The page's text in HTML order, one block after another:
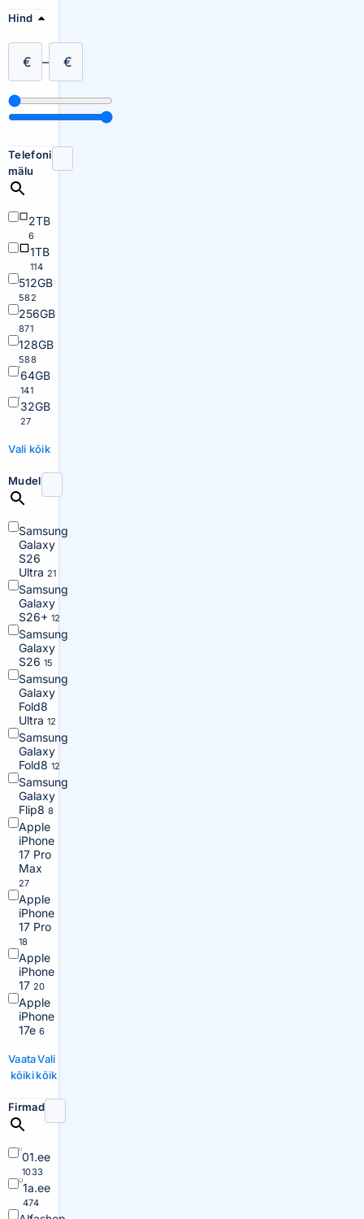
Hind
€ – €
Telefoni
mälu
2TB
6
1TB
114
512GB
582
256GB
871
128GB
588
64GB
141
32GB
27
Vali kõik
Mudel
Samsung
Galaxy
S26
Ultra 21
Samsung
Galaxy
S26+ 12
Samsung
Galaxy
S26 15
Samsung
Galaxy
Fold8
Ultra 12
Samsung
Galaxy
Fold8 12
Samsung
Galaxy
Flip8 8
Apple
iPhone
17 Pro
Max
27
Apple
iPhone
17 Pro
18
Apple
iPhone
17 20
Apple
iPhone
17e 6
Vaata
kõiki
Vali
kõik
Firmad
01.ee
1033
1a.ee
474